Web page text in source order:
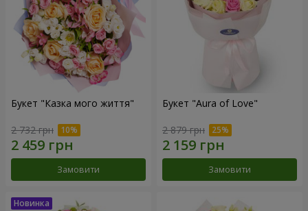
Букет "Казка мого життя"
2 732 грн
Замовити
Букет "Aura of Love"
2 879 грн
Замовити